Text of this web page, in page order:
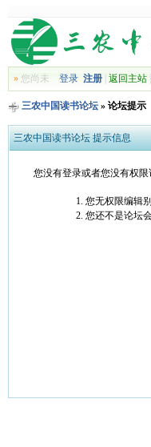
»您尚未 登录 注册| 返回主站|
三农中国读书论坛» 论坛提示
三农中国读书论坛 提示信息
您没有登录或者您没有权
您无权限编辑
您还不是论坛